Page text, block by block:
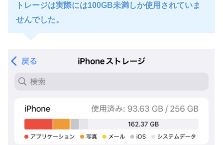
トレージは実際には100GB未満しか使用されていま
せんでした。